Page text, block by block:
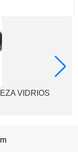
VIDRIOS